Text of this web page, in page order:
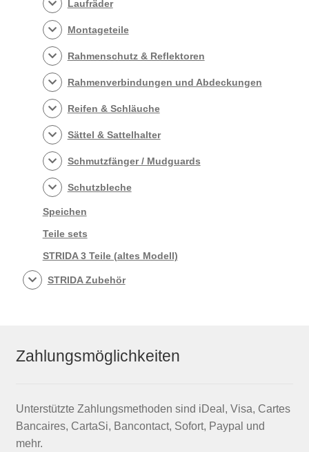
Laufräder
Montageteile
Rahmenschutz & Reflektoren
Rahmenverbindungen und Abdeckungen
Reifen & Schläuche
Sättel & Sattelhalter
Schmutzfänger / Mudguards
Schutzbleche
Speichen
Teile sets
STRIDA 3 Teile (altes Modell)
STRIDA Zubehör
Zahlungsmöglichkeiten
Unterstützte Zahlungsmethoden sind iDeal, Visa, Cartes
Bancaires, CartaSi, Bancontact, Sofort, Paypal und
mehr.